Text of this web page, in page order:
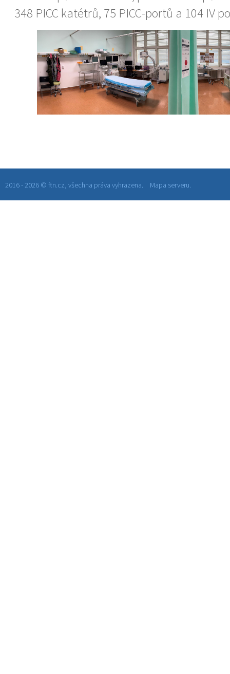
348 PICC katétrů, 75 PICC-portů a 104 IV
2016 - 2026 © ftn.cz, všechna práva vyhrazena. Mapa serveru.